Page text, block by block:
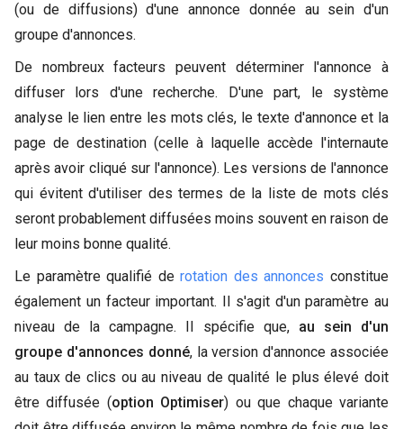
(ou de diffusions) d'une annonce donnée au sein d'un
groupe d'annonces.
De nombreux facteurs peuvent déterminer l'annonce à
diffuser lors d'une recherche. D'une part, le système
analyse le lien entre les mots clés, le texte d'annonce et la
page de destination (celle à laquelle accède l'internaute
après avoir cliqué sur l'annonce). Les versions de l'annonce
qui évitent d'utiliser des termes de la liste de mots clés
seront probablement diffusées moins souvent en raison de
leur moins bonne qualité.
Le paramètre qualifié derotation des annonces constitue
également un facteur important. Il s'agit d'un paramètre au
niveau de la campagne. Il spécifie que, au sein d'un
groupe d'annonces donné, la version d'annonce associée
au taux de clics ou au niveau de qualité le plus élevé doit
être diffusée (option Optimiser) ou que chaque variante